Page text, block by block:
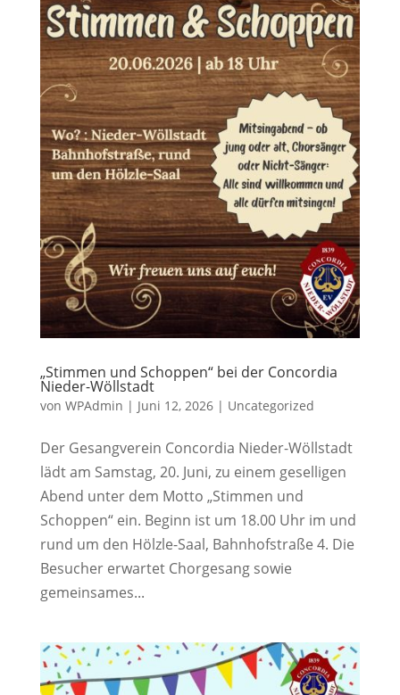
„Stimmen und Schoppen“ bei der Concordia
Nieder-Wöllstadt
von WPAdmin | Juni 12, 2026| Uncategorized
Der Gesangverein Concordia Nieder-Wöllstadt
lädt am Samstag, 20. Juni, zu einem geselligen
Abend unter dem Motto „Stimmen und
Schoppen“ ein. Beginn ist um 18.00 Uhr im und
rund um den Hölzle-Saal, Bahnhofstraße 4. Die
Besucher erwartet Chorgesang sowie
gemeinsames...